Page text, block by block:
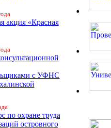
акция «Красная
с УФНС
по охране труда
островного